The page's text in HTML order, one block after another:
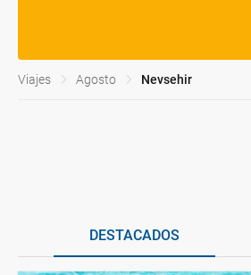
Viajes Agosto Nevsehir
DESTACADOS